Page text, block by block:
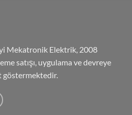
Mekatronik Elektrik, 2008
satışı, uygulama ve devreye
göstermektedir.